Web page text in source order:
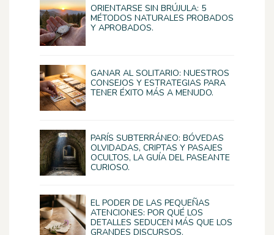
ORIENTARSE SIN BRÚJULA: 5
MÉTODOS NATURALES PROBADOS
Y APROBADOS.
GANAR AL SOLITARIO: NUESTROS
CONSEJOS Y ESTRATEGIAS PARA
TENER ÉXITO MÁS A MENUDO.
PARÍS SUBTERRÁNEO: BÓVEDAS
OLVIDADAS, CRIPTAS Y PASAJES
OCULTOS, LA GUÍA DEL PASEANTE
CURIOSO.
EL PODER DE LAS PEQUEÑAS
ATENCIONES: POR QUÉ LOS
DETALLES SEDUCEN MÁS QUE LOS
GRANDES DISCURSOS.